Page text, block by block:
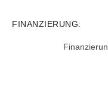
FINANZIERUNG: